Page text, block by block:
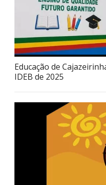
Educação de
IDEB de 2025